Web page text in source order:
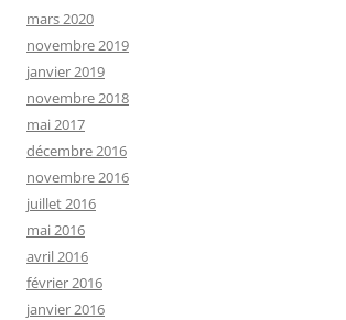
mars 2020
novembre 2019
janvier 2019
novembre 2018
mai 2017
décembre 2016
novembre 2016
juillet 2016
mai 2016
avril 2016
février 2016
janvier 2016